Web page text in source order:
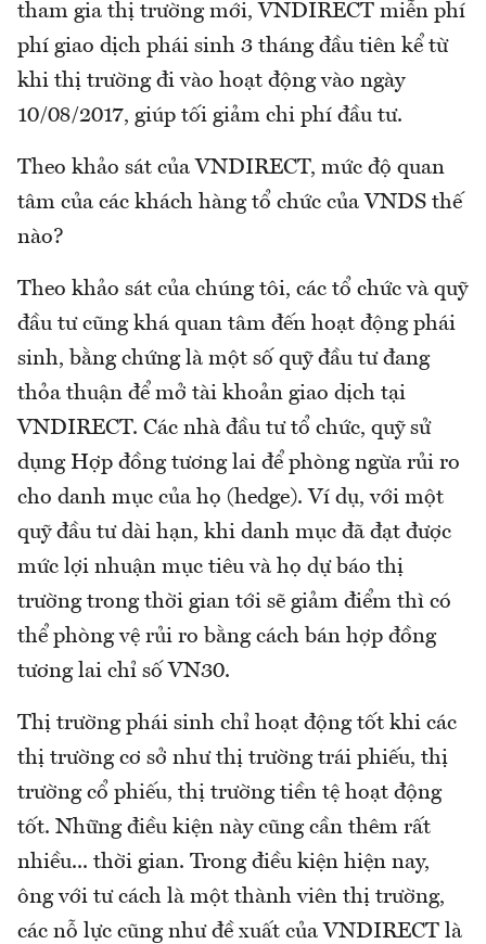
tham gia thị trường mới, VNDIRECT miễn phí
phí giao dịch phái sinh 3 tháng đầu tiên kể từ
khi thị trường đi vào hoạt động vào ngày
10/08/2017, giúp tối giảm chi phí đầu tư.
Theo khảo sát của VNDIRECT, mức độ quan
tâm của các khách hàng tổ chức của VNDS thế
nào?
Theo khảo sát của chúng tôi, các tổ chức và quỹ
đầu tư cũng khá quan tâm đến hoạt động phái
sinh, bằng chứng là một số quỹ đầu tư đang
thỏa thuận để mở tài khoản giao dịch tại
VNDIRECT. Các nhà đầu tư tổ chức, quỹ sử
dụng Hợp đồng tương lai để phòng ngừa rủi ro
cho danh mục của họ (hedge). Ví dụ, với một
quỹ đầu tư dài hạn, khi danh mục đã đạt được
mức lợi nhuận mục tiêu và họ dự báo thị
trường trong thời gian tới sẽ giảm điểm thì có
thể phòng vệ rủi ro bằng cách bán hợp đồng
tương lai chỉ số VN30.
Thị trường phái sinh chỉ hoạt động tốt khi các
thị trường cơ sở như thị trường trái phiếu, thị
trường cổ phiếu, thị trường tiền tệ hoạt động
tốt. Những điều kiện này cũng cần thêm rất
nhiều... thời gian. Trong điều kiện hiện nay,
ông với tư cách là một thành viên thị trường,
các nỗ lực cũng như đề xuất của VNDIRECT là